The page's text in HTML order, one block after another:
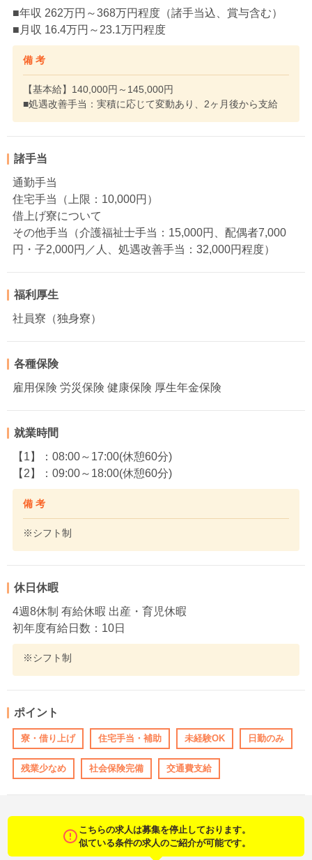
■年収 262万円～368万円程度（諸手当込、賞与含む）
■月収 16.4万円～23.1万円程度
備 考
【基本給】140,000円～145,000円
■処遇改善手当：実積に応じて変動あり、2ヶ月後から支給
諸手当
通勤手当
住宅手当（上限：10,000円）
借上げ寮について
その他手当（介護福祉士手当：15,000円、配偶者7,000
円・子2,000円／人、処遇改善手当：32,000円程度）
福利厚生
社員寮（独身寮）
各種保険
雇用保険 労災保険 健康保険 厚生年金保険
就業時間
【1】：08:00～17:00(休憩60分)
【2】：09:00～18:00(休憩60分)
備 考
※シフト制
休日休暇
4週8休制 有給休暇 出産・育児休暇
初年度有給日数：10日
※シフト制
ポイント
寮・借り上げ 住宅手当・補助 未経験OK 日勤のみ
残業少なめ 社会保険完備 交通費支給
こちらの求人は募集を停止しております。
似ている条件の求人のご紹介が可能です。